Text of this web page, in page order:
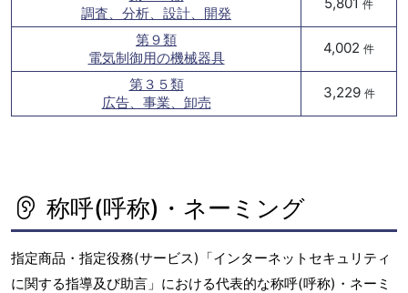
調査、分析、設計、開発
5,801 件
第９類
電気制御用の機械器具
4,002 件
第３５類
広告、事業、卸売
3,229 件
称呼(呼称)・ネーミング
指定商品・指定役務(サービス)「インターネットセキュリティ
に関する指導及び助言」における代表的な称呼(呼称)・ネーミ